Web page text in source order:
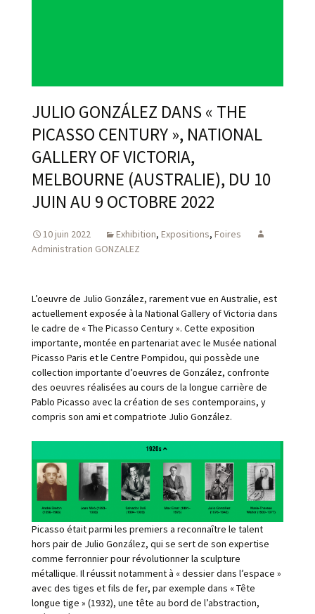
JULIO GONZÁLEZ DANS « THE
PICASSO CENTURY », NATIONAL
GALLERY OF VICTORIA,
MELBOURNE (AUSTRALIE), DU 10
JUIN AU 9 OCTOBRE 2022
10 juin 2022 Exhibition, Expositions, Foires
Administration GONZALEZ
L’oeuvre de Julio González, rarement vue en Australie, est
actuellement exposée à la National Gallery of Victoria dans
le cadre de « The Picasso Century ». Cette exposition
importante, montée en partenariat avec le Musée national
Picasso Paris et le Centre Pompidou, qui possède une
collection importante d’oeuvres de González, confronte
des oeuvres réalisées au cours de la longue carrière de
Pablo Picasso avec la création de ses contemporains, y
compris son ami et compatriote Julio González.
Picasso était parmi les premiers a reconnaître le talent
hors pair de Julio González, qui se sert de son expertise
comme ferronnier pour révolutionner la sculpture
métallique. Il réussit notamment à « dessier dans l’espace »
avec des tiges et fils de fer, par exemple dans « Tête
longue tige » (1932), une tête au bord de l’abstraction,